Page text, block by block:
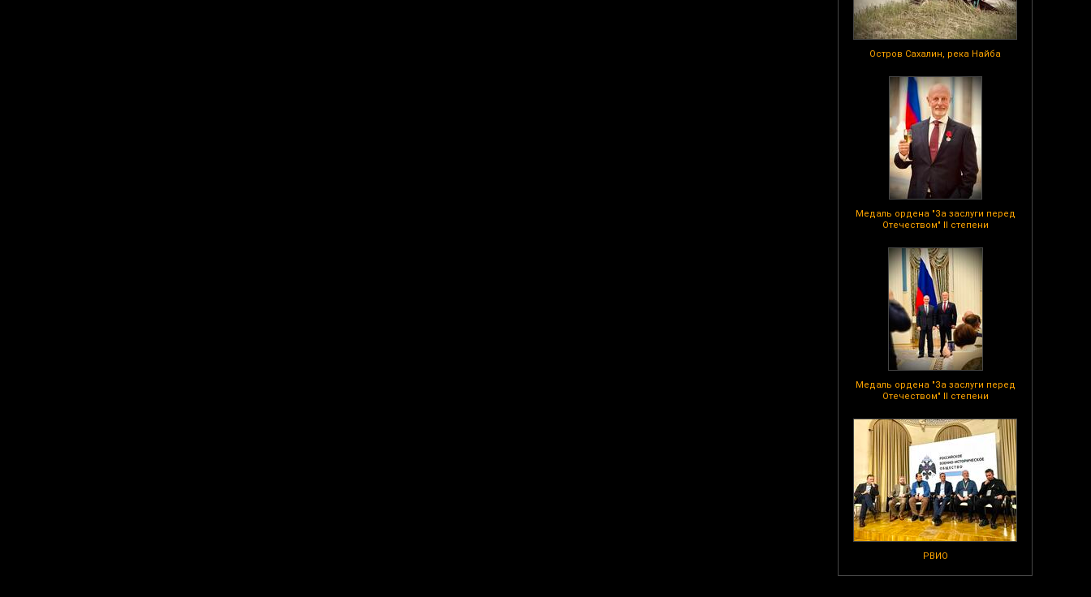
Остров Сахалин, река Найба
Медаль ордена "За заслуги перед
Отечеством" II степени
Медаль ордена "За заслуги перед
Отечеством" II степени
РВИО